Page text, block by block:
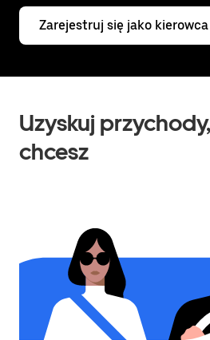
Zarejestruj się jako kierowca
Uzyskuj
chcesz